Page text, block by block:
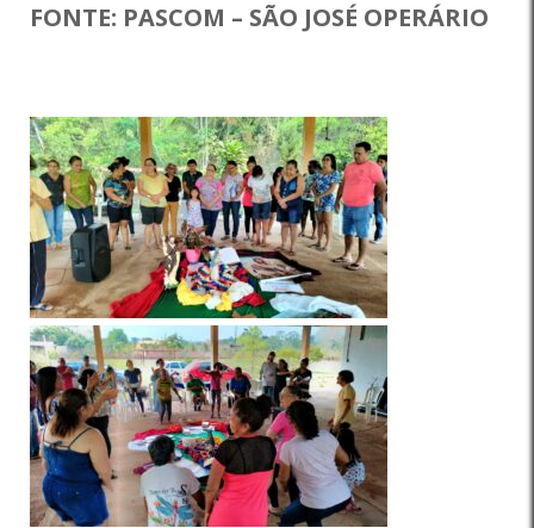
FONTE: PASCOM – SÃO JOSÉ OPERÁRIO